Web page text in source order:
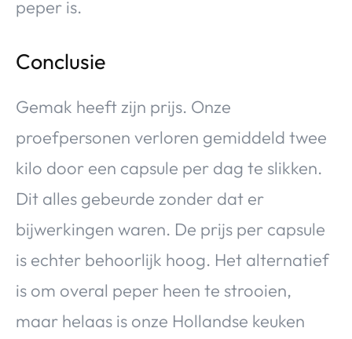
peper is.
Conclusie
Gemak heeft zijn prijs. Onze
proefpersonen verloren gemiddeld twee
kilo door een capsule per dag te slikken.
Dit alles gebeurde zonder dat er
bijwerkingen waren. De prijs per capsule
is echter behoorlijk hoog. Het alternatief
is om overal peper heen te strooien,
maar helaas is onze Hollandse keuken